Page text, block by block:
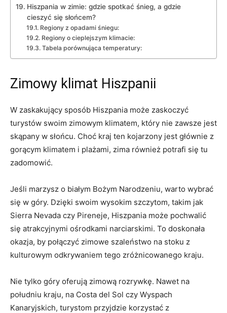
Hiszpania w zimie: gdzie spotkać śnieg, a gdzie
‌cieszyć⁤ się słońcem?
Regiony z opadami ‌śniegu:
Regiony o cieplejszym klimacie:
Tabela ‍porównująca temperatury:
Zimowy klimat Hiszpanii
W zaskakujący sposób Hiszpania może zaskoczyć
turystów swoim zimowym klimatem,⁤ który nie zawsze jest
skąpany w słońcu. Choć ⁣kraj ⁢ten kojarzony jest głównie z
gorącym klimatem i plażami, zima również⁣ potrafi się tu
zadomowić.
Jeśli⁤ marzysz o białym Bożym Narodzeniu, warto wybrać
się w góry. Dzięki swoim wysokim ‌szczytom, takim jak
Sierra Nevada czy Pireneje, Hiszpania może pochwalić
się atrakcyjnymi ⁣ośrodkami narciarskimi. To doskonała
okazja, by połączyć⁣ zimowe szaleństwo ‍na stoku z
kulturowym odkrywaniem tego zróżnicowanego ​kraju.
Nie tylko góry‌ oferują‌ zimową rozrywkę. ‍Nawet na
⁢południu kraju, na‍ Costa del Sol ⁤czy‍ Wyspach
Kanaryjskich, turystom przyjdzie korzystać ‌z